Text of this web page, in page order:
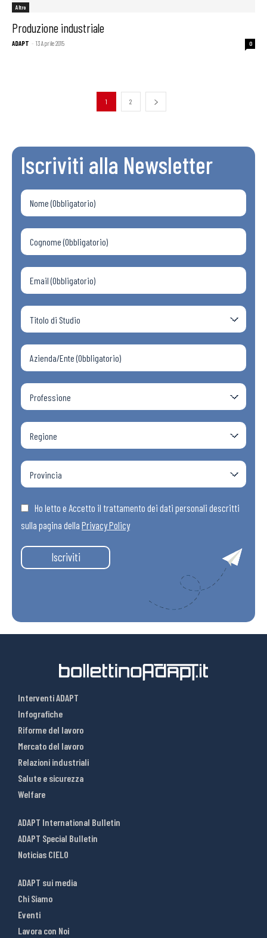
Altro
Produzione industriale
ADAPT - 13 Aprile 2015 0
1 2
Iscriviti alla Newsletter
Ho letto e Accetto il trattamento dei dati personali descritti
sulla pagina della Privacy Policy
Iscriviti
Interventi ADAPT
Infografiche
Riforme del lavoro
Mercato del lavoro
Relazioni industriali
Salute e sicurezza
Welfare
ADAPT International Bulletin
ADAPT Special Bulletin
Noticias CIELO
ADAPT sui media
Chi Siamo
Eventi
Lavora con Noi